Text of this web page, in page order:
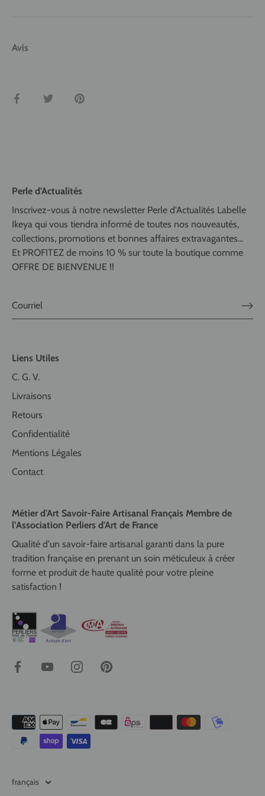
Avis
Partager TweeterÉpingler
Perle d'Actualités
Inscrivez-vous à notre newsletter Perle d'Actualités Labelle
Ikeya qui vous tiendra informé de toutes nos nouveautés,
collections, promotions et bonnes affaires extravagantes...
Et PROFITEZ de moins 10 % sur toute la boutique comme
OFFRE DE BIENVENUE !!
Liens Utiles
C. G. V.
Livraisons
Retours
Confidentialité
Mentions Légales
Contact
Métier d'Art Savoir-Faire Artisanal Français Membre de
l’Association Perliers d'Art de France
Qualité d'un savoir-faire artisanal garanti dans la pure
tradition française en prenant un soin méticuleux à créer
forme et produit de haute qualité pour votre pleine
satisfaction !
Langue
français